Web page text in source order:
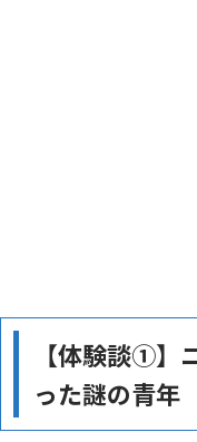
【体験談①】
った謎の青年